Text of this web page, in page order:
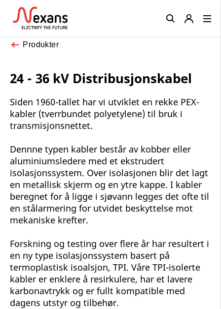
Produkter
24 - 36 kV Distribusjonskabel
Siden 1960-tallet har vi utviklet en rekke PEX-
kabler (tverrbundet polyetylene) til bruk i
transmisjonsnettet.
Dennne typen kabler består av kobber eller
aluminiumsledere med et ekstrudert
isolasjonssystem. Over isolasjonen blir det lagt
en metallisk skjerm og en ytre kappe. I kabler
beregnet for å ligge i sjøvann legges det ofte til
en stålarmering for utvidet beskyttelse mot
mekaniske krefter.
Forskning og testing over flere år har resultert i
en ny type isolasjonssystem basert på
termoplastisk isoalsjon, TPI. Våre TPI-isolerte
kabler er enklere å resirkulere, har et lavere
karbonavtrykk og er fullt kompatible med
dagens utstyr og tilbehør.
Close